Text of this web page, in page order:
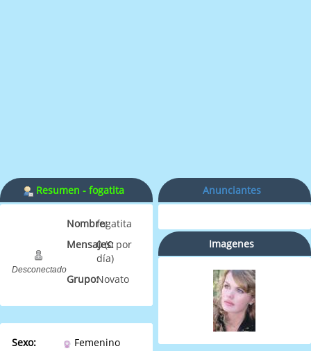
Resumen - fogatita
Desconectado
Nombre:fogatita
Mensajes:0 (0 por
día)
Grupo:Novato
Sexo:
Femenino
Anunciantes
Imagenes